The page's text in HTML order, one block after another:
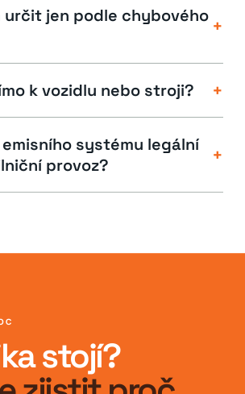
určit jen podle chybového +
k vozidlu nebo stroji? +
systému legální
provoz?
+
stojí?